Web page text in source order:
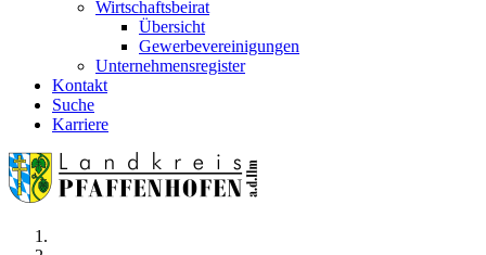
Wirtschaftsbeirat
Übersicht
Gewerbevereinigungen
Unternehmensregister
Kontakt
Suche
Karriere